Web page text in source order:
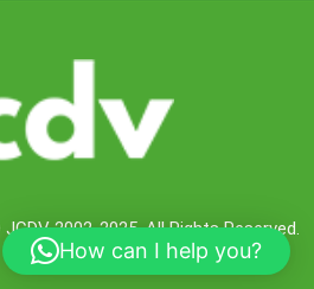
2002-2025. All Rights Reserved.
How can I help you?